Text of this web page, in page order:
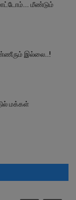
மீண்டும்
இல்லை..!
மக்கள்